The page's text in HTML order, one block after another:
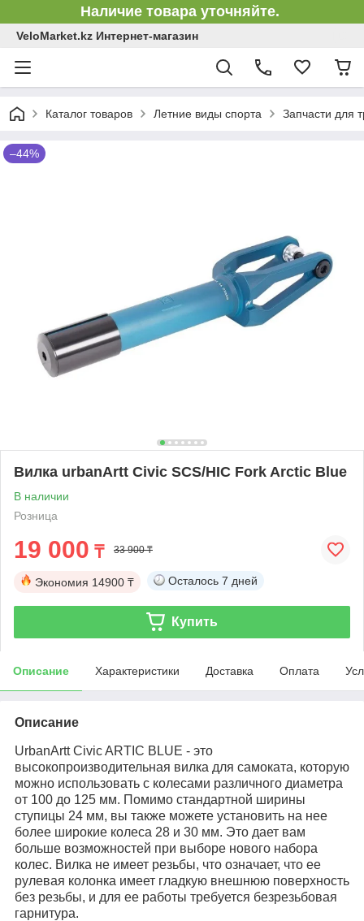
Наличие товара уточняйте.
VeloMarket.kz Интернет-магазин
Каталог товаров Летние виды спорта Запчасти для
–44%
Вилка urbanArtt Civic SCS/HIC Fork Arctic Blue
В наличии
Розница
19 000 ₸ 33 900 ₸
Экономия 14900 ₸ Осталось 7 дней
Купить
Описание Характеристики Доставка Оплата
Описание
UrbanArtt Civic ARTIC BLUE - это
высокопроизводительная вилка для самоката, которую
можно использовать с колесами различного диаметра
от 100 до 125 мм. Помимо стандартной ширины
ступицы 24 мм, вы также можете установить на нее
более широкие колеса 28 и 30 мм. Это дает вам
больше возможностей при выборе нового набора
колес. Вилка не имеет резьбы, что означает, что ее
рулевая колонка имеет гладкую внешнюю поверхность
без резьбы, и для ее работы требуется безрезьбовая
гарнитура.